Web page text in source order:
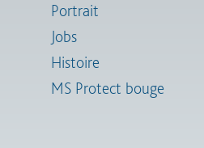
Portrait
Jobs
Histoire
MS Protect bouge